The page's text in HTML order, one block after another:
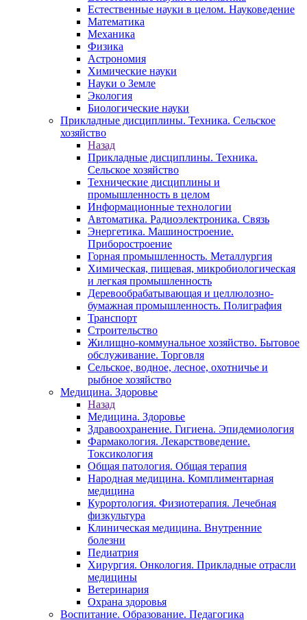
Естественные науки в целом. Науковедение
Математика
Механика
Физика
Астрономия
Химические науки
Науки о Земле
Экология
Биологические науки
Прикладные дисциплины. Техника. Сельское
хозяйство
Назад
Прикладные дисциплины. Техника.
Сельское хозяйство
Технические дисциплины и
промышленность в целом
Информационные технологии
Автоматика. Радиоэлектроника. Связь
Энергетика. Машиностроение.
Приборостроение
Горная промышленность. Металлургия
Химическая, пищевая, микробиологическая
и легкая промышленность
Деревообрабатывающая и целлюлозно-
бумажная промышленность. Полиграфия
Транспорт
Строительство
Жилищно-коммунальное хозяйство. Бытовое
обслуживание. Торговля
Сельское, водное, лесное, охотничье и
рыбное хозяйство
Медицина. Здоровье
Назад
Медицина. Здоровье
Здравоохранение. Гигиена. Эпидемиология
Фармакология. Лекарствоведение.
Токсикология
Общая патология. Общая терапия
Народная медицина. Комплиментарная
медицина
Курортология. Физиотерапия. Лечебная
физкультура
Клиническая медицина. Внутренние
болезни
Педиатрия
Хирургия. Онкология. Прикладные отрасли
медицины
Ветеринария
Охрана здоровья
Воспитание. Образование. Педагогика